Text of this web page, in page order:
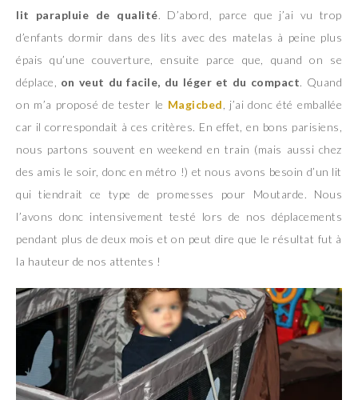
lit parapluie de qualité. D’abord, parce que j’ai vu trop
d’enfants dormir dans des lits avec des matelas à peine plus
épais qu’une couverture, ensuite parce que, quand on se
déplace, on veut du facile, du léger et du compact. Quand
on m’a proposé de tester le Magicbed , j’ai donc été emballée
car il correspondait à ces critères. En effet, en bons parisiens,
nous partons souvent en weekend en train (mais aussi chez
des amis le soir, donc en métro !) et nous avons besoin d’un lit
qui tiendrait ce type de promesses pour Moutarde. Nous
l’avons donc intensivement testé lors de nos déplacements
pendant plus de deux mois et on peut dire que le résultat fut à
la hauteur de nos attentes !